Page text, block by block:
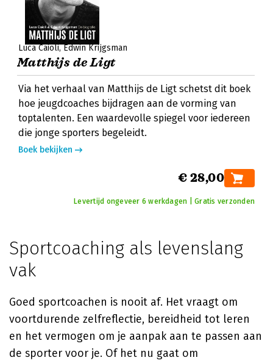
Luca Caioli Edwin Krijgsman
Matthijs de Ligt
Via het verhaal van Matthijs de Ligt schetst dit boek
hoe jeugdcoaches bijdragen aan de vorming van
toptalenten. Een waardevolle spiegel voor iedereen
die jonge sporters begeleidt.
Boek bekijken
€ 28,00
Levertijd ongeveer 6 werkdagen | Gratis verzonden
Sportcoaching als levenslang
vak
Goed sportcoachen is nooit af. Het vraagt om
voortdurende zelfreflectie, bereidheid tot leren
en het vermogen om je aanpak aan te passen aan
de sporter voor je. Of het nu gaat om